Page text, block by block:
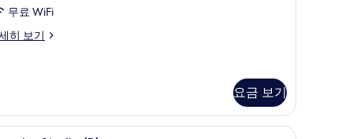
무료 WiFi
히 보기
요금 보기
객실 내 금고, 책상, 무료 WiFi, 침대 시트